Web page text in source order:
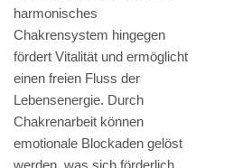
harmonisches
Chakrensystem hingegen
fördert Vitalität und ermöglicht
einen freien Fluss der
Lebensenergie. Durch
Chakrenarbeit können
emotionale Blockaden gelöst
werden, was sich förderlich